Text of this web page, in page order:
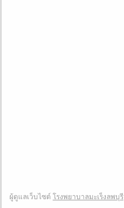
ผู้ดูแลเว็บไซต์ โรงพยาบาลมะเร็งลพบุรี